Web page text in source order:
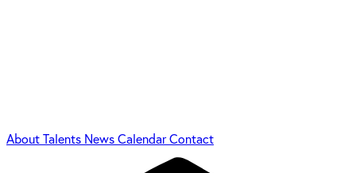
AboutTalents NewsCalendarContact